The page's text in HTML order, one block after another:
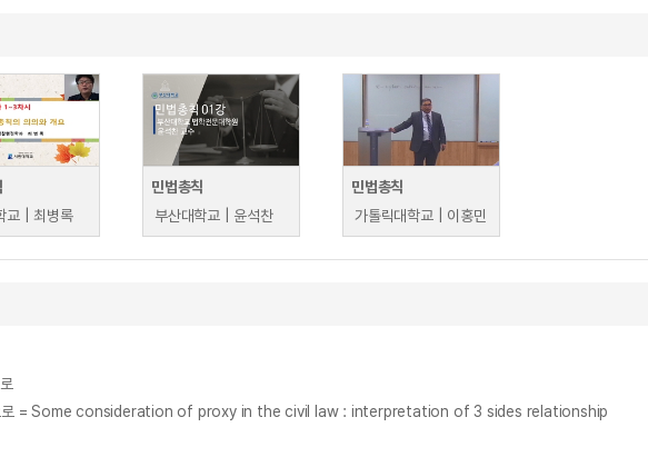
교 | 최병록
민법총칙
부산대학교 | 윤석찬
민법총칙
가톨릭대학교 | 이홍민
심으로 = Some consideration of proxy in the civil law : interpretation of 3 sides relationship